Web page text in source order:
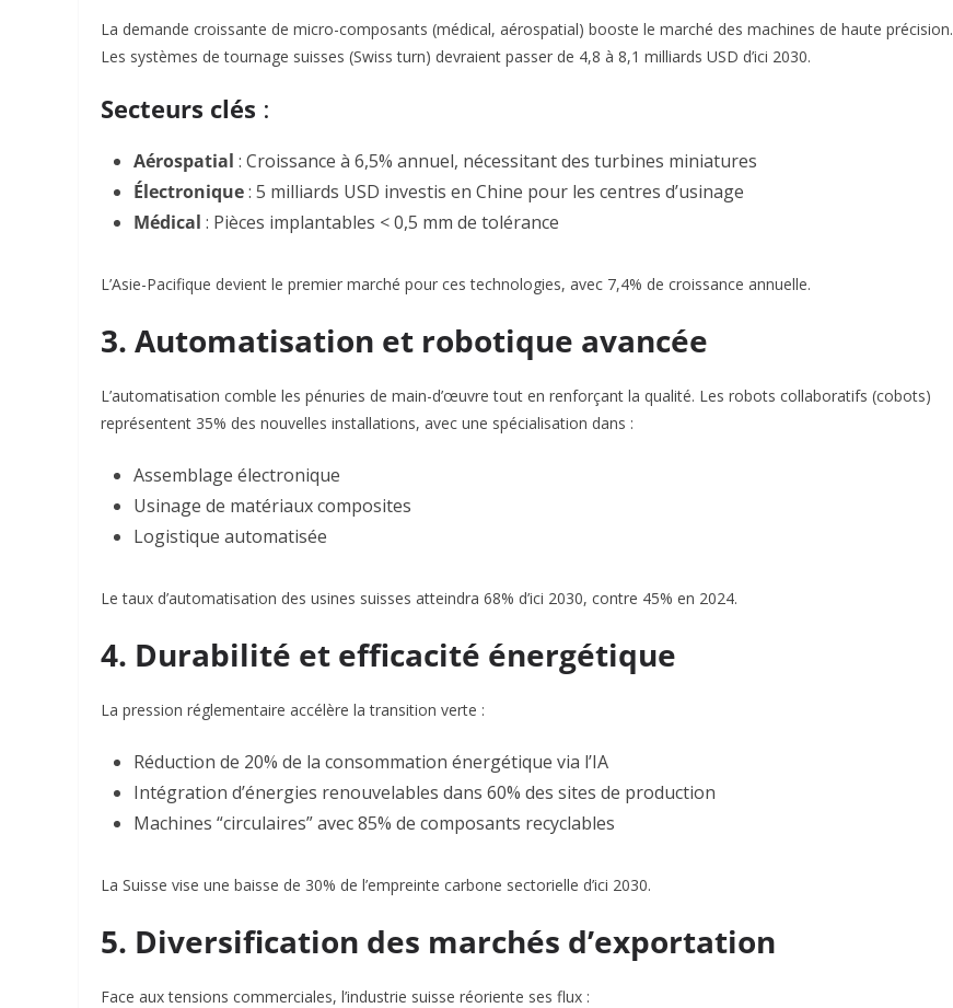
La demande croissante de micro-composants (médical, aérospatial) booste le marché des machines de haute précision.
Les systèmes de tournage suisses (Swiss turn) devraient passer de 4,8 à 8,1 milliards USD d’ici 2030.
Secteurs clés :
Aérospatial : Croissance à 6,5% annuel, nécessitant des turbines miniatures
Électronique: 5 milliards USD investis en Chine pour les centres d’usinage
Médical : Pièces implantables < 0,5 mm de tolérance
L’Asie-Pacifique devient le premier marché pour ces technologies, avec 7,4% de croissance annuelle.
3. Automatisation et robotique avancée
L’automatisation comble les pénuries de main-d’œuvre tout en renforçant la qualité. Les robots collaboratifs (cobots)
représentent 35% des nouvelles installations, avec une spécialisation dans :
Assemblage électronique
Usinage de matériaux composites
Logistique automatisée
Le taux d’automatisation des usines suisses atteindra 68% d’ici 2030, contre 45% en 2024.
4. Durabilité et efficacité énergétique
La pression réglementaire accélère la transition verte :
Réduction de 20% de la consommation énergétique via l’IA
Intégration d’énergies renouvelables dans 60% des sites de production
Machines “circulaires” avec 85% de composants recyclables
La Suisse vise une baisse de 30% de l’empreinte carbone sectorielle d’ici 2030.
5. Diversification des marchés d’exportation
Face aux tensions commerciales, l’industrie suisse réoriente ses flux :